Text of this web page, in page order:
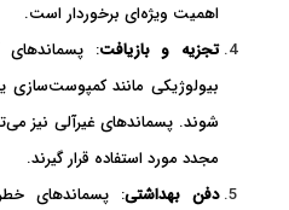
اهمیت ویژه‌ای برخوردار است.
تجزیه و بازیافت: پسماندهای
بیولوژیکی مانند کمپوست‌سازی
شوند. پسماندهای غیرآلی نیز
مجدد مورد استفاده قرار گیرند.
دفن بهداشتی: پسماندهای